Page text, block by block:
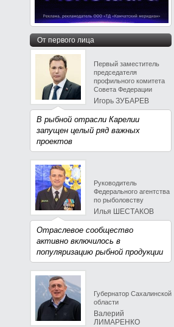
От первого лица
Первый заместитель
председателя
профильного комитета
Совета Федерации
Игорь ЗУБАРЕВ
В рыбной отрасли Карелии
запущен целый ряд важных
проектов
Руководитель
Федерального агентства
по рыболовству
Илья ШЕСТАКОВ
Отраслевое сообщество
активно включилось в
популяризацию рыбной продукции
Губернатор Сахалинской
области
Валерий
ЛИМАРЕНКО